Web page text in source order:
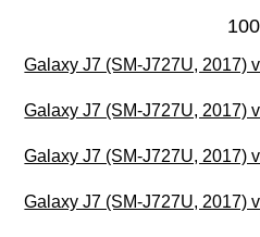
Galaxy J7 (SM-J727U, 2017)
Galaxy J7 (SM-J727U, 2017)
Galaxy J7 (SM-J727U, 2017)
Galaxy J7 (SM-J727U, 2017)